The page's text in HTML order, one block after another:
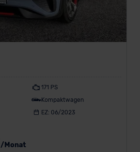
171 PS
Kompaktwagen
EZ: 06/2023
/Monat